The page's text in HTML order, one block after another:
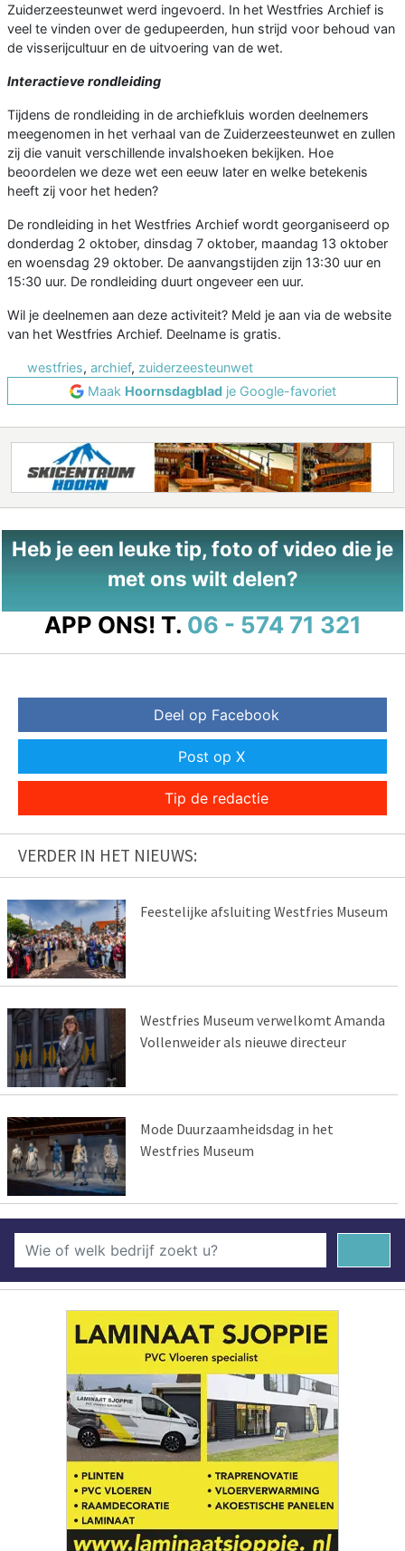
Zuiderzeesteunwet werd ingevoerd. In het Westfries Archief is
veel te vinden over de gedupeerden, hun strijd voor behoud van
de visserijcultuur en de uitvoering van de wet.
Interactieve rondleiding
Tijdens de rondleiding in de archiefkluis worden deelnemers
meegenomen in het verhaal van de Zuiderzeesteunwet en zullen
zij die vanuit verschillende invalshoeken bekijken. Hoe
beoordelen we deze wet een eeuw later en welke betekenis
heeft zij voor het heden?
De rondleiding in het Westfries Archief wordt georganiseerd op
donderdag 2 oktober, dinsdag 7 oktober, maandag 13 oktober
en woensdag 29 oktober. De aanvangstijden zijn 13:30 uur en
15:30 uur. De rondleiding duurt ongeveer een uur.
Wil je deelnemen aan deze activiteit? Meld je aan via de website
van het Westfries Archief. Deelname is gratis.
westfries, archief, zuiderzeesteunwet
Maak Hoornsdagbladje Google-favoriet
Heb je een leuke tip, foto of video die je
met ons wilt delen?
APP ONS! T. 06 - 574 71 321
Deel op Facebook
Post op X
Tip de redactie
VERDER IN HET NIEUWS:
Feestelijke afsluiting Westfries Museum
Westfries Museum verwelkomt Amanda
Vollenweider als nieuwe directeur
Mode Duurzaamheidsdag in het
Westfries Museum